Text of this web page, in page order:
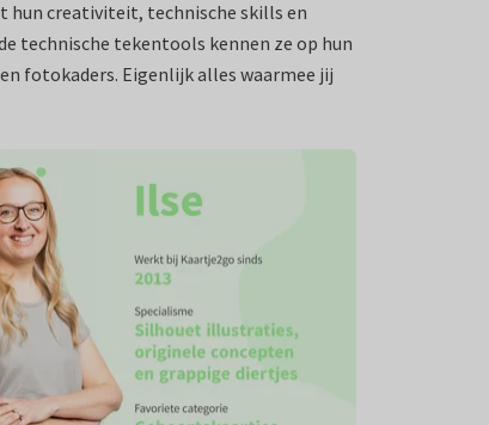
hun creativiteit, technische skills en
technische tekentools kennen ze op hun
fotokaders. Eigenlijk alles waarmee jij